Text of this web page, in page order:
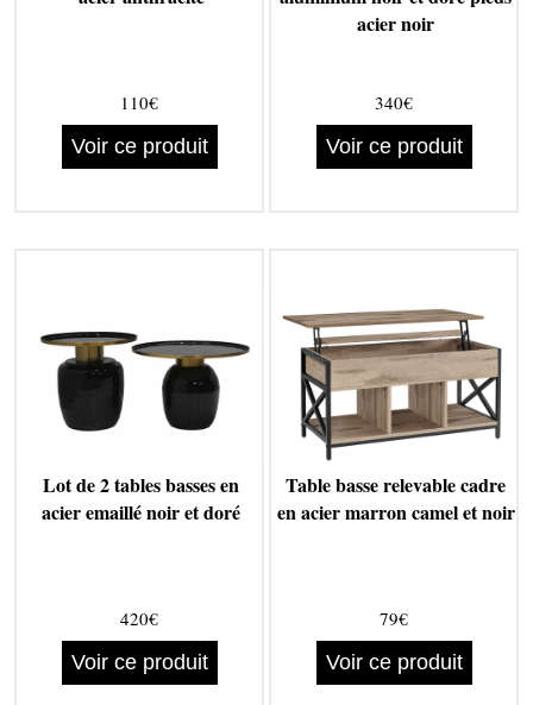
110€
Voir ce produit
acier noir
340€
Voir ce produit
Lot de 2 tables basses en
acier emaillé noir et doré
420€
Voir ce produit
Table basse relevable cadre
en acier marron camel et noir
79€
Voir ce produit